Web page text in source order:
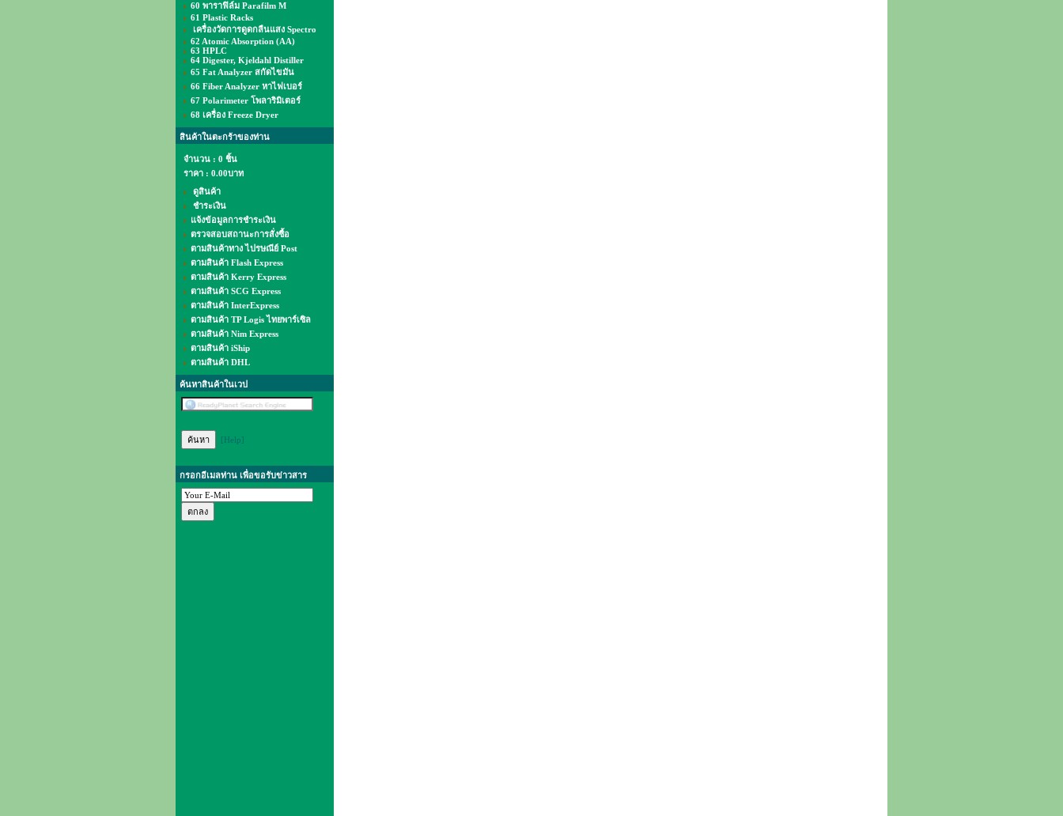
60 พาราฟิล์ม Parafilm M
61 Plastic Racks
เครื่องวัดการดูดกลืนแสง Spectro
62 Atomic Absorption (AA)
63 HPLC
64 Digester, Kjeldahl Distiller
65 Fat Analyzer สกัดไขมัน
66 Fiber Analyzer หาไฟเบอร์
67 Polarimeter โพลาริมิเตอร์
68 เครื่อง Freeze Dryer
สินค้าในตะกร้าของท่าน
จำนวน : 0 ชิ้น
ราคา : 0.00บาท
ดูสินค้า
ชำระเงิน
แจ้งข้อมูลการชำระเงิน
ตรวจสอบสถานะการสั่งซื้อ
ตามสินค้าทาง ไปรษณีย์ Post
ตามสินค้า Flash Express
ตามสินค้า Kerry Express
ตามสินค้า SCG Express
ตามสินค้า InterExpress
ตามสินค้า TP Logis ไทยพาร์เซิล
ตามสินค้า Nim Express
ตามสินค้า iShip
ตามสินค้า DHL
ค้นหาสินค้าในเวป
[Help]
กรอกอีเมลท่าน เพื่อขอรับข่าวสาร